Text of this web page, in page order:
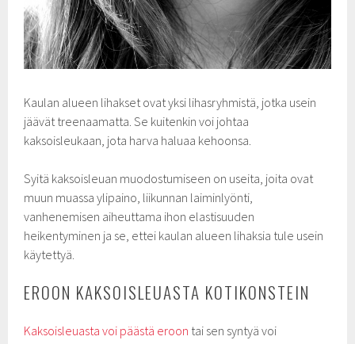
Kaulan alueen lihakset ovat yksi lihasryhmistä, jotka usein
jäävät treenaamatta. Se kuitenkin voi johtaa
kaksoisleukaan, jota harva haluaa kehoonsa.
Syitä kaksoisleuan muodostumiseen on useita, joita ovat
muun muassa ylipaino, liikunnan laiminlyönti,
vanhenemisen aiheuttama ihon elastisuuden
heikentyminen ja se, ettei kaulan alueen lihaksia tule usein
käytettyä.
EROON KAKSOISLEUASTA KOTIKONSTEIN
Kaksoisleuasta voi päästä eroon tai sen syntyä voi